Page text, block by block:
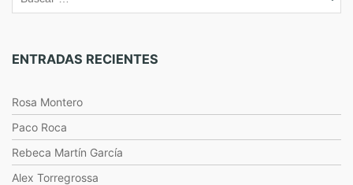
ENTRADAS RECIENTES
Rosa Montero
Paco Roca
Rebeca Martín García
Alex Torregrossa